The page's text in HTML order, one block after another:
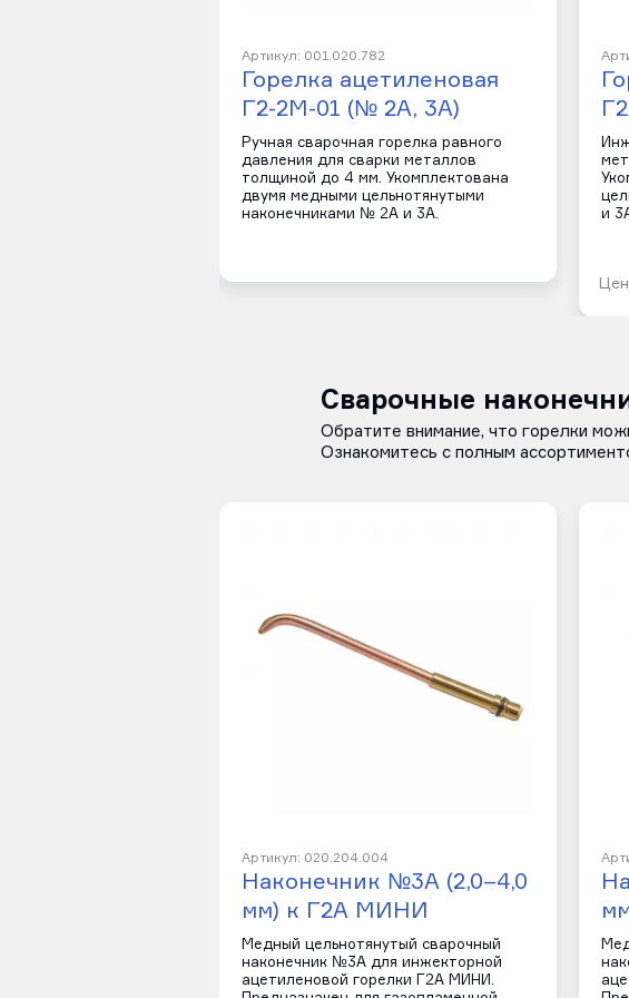
Артикул: 001.020.782
Горелка ацетиленовая
Г2-2М-01 (№ 2А, 3А)
Ручная сварочная горелка равного
давления для сварки металлов
толщиной до 4 мм. Укомплектована
двумя медными цельнотянутыми
наконечниками № 2А и 3А.
и
Сварочные
Обратите внимание, что горелки
Ознакомитесь с полным
Артикул: 020.204.004
Наконечник №3А (2,0–4,0
мм) к Г2А МИНИ
Медный цельнотянутый сварочный
наконечник №3А для инжекторной
ацетиленовой горелки Г2А МИНИ.